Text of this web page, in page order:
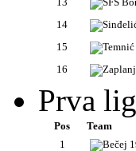
13
14
15
16
Prva
Pos
Team
1